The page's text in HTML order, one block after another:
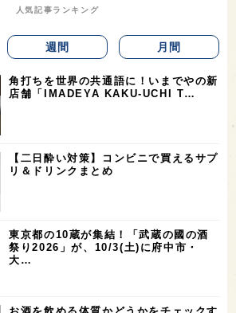
人気記事ランキング
週間 月間
角打ちを世界の共通語に！いまでやの新
店舗「IMADEYA KAKU-UCHI T…
【二日酔い対策】コンビニで買えるサプ
リ＆ドリンクまとめ
東京都の10蔵が集結！「武蔵の國の酒
祭り2026」が、10/3(土)に府中市・
大…